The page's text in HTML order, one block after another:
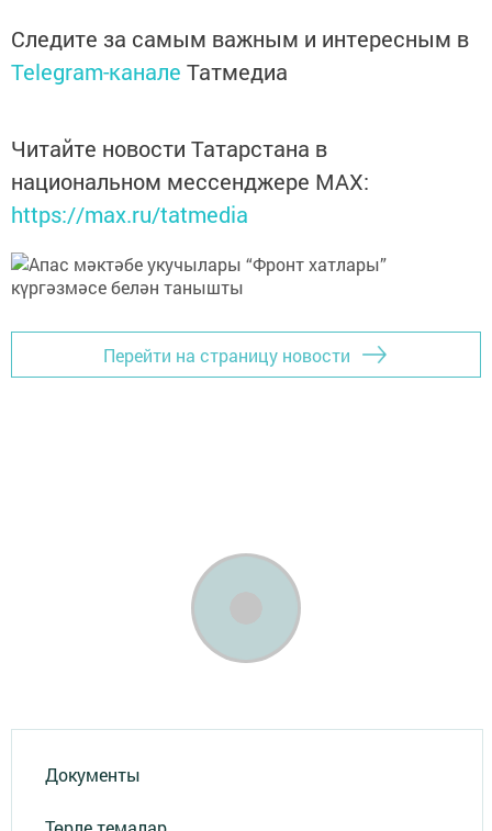
Следите за самым важным и интересным в
Telegram-канале Татмедиа
Читайте новости Татарстана в
национальном мессенджере MАХ:
https://max.ru/tatmedia
Перейти на страницу новости
Документы